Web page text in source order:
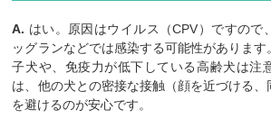
A. はい。原因はウイルス（CPV）ですので
ッグランなどでは感染する可能性がありま
子犬や、免疫力が低下している高齢犬は注
は、他の犬との密接な接触（顔を近づける、
を避けるのが安心です。